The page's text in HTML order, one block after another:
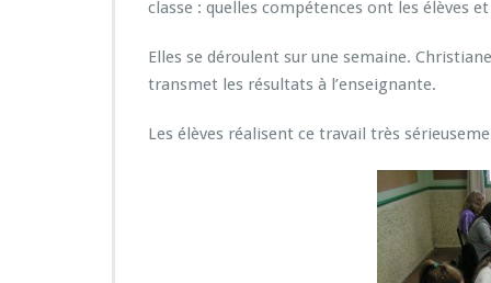
e
a
a
C
M
2
:
classe : quelles compétences ont les élèves
Elles se déroulent sur une semaine.
transmet les résultats à l’enseignante.
Les élèves réalisent ce travail très